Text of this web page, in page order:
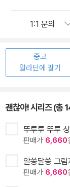
중고
알라딘에 팔기
괜찮아! 시리즈 (총
뚜루루 뚜루
판매가 6,660
알쏭달쏭 그
판매가 6,660